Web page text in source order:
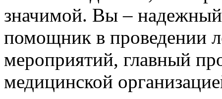
значимой. Вы –
помощник в проведении
мероприятий, главный
медицинской